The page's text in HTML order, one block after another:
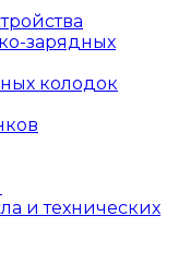
зарядных
колодок
и технических